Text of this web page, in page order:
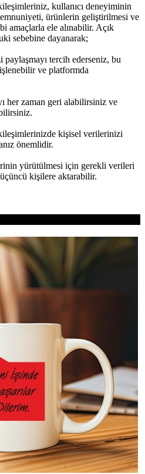
kullanıcı deneyiminin
ürünlerin geliştirilmesi ve
amaçlarla ele alınabilir. Açık
sebebine dayanarak;
tercih ederseniz, bu
ve platformda
her zaman geri alabilirsiniz ve
kişisel verilerinizi
önemlidir.
yürütülmesi için gerekli verileri
kişilere aktarabilir.